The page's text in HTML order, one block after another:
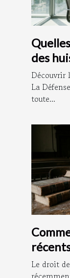
des
pour
Découvrir
La
toute...
des
Le droit